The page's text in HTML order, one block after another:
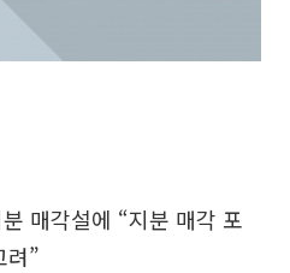
매각설에 “지분 매각 포
려”